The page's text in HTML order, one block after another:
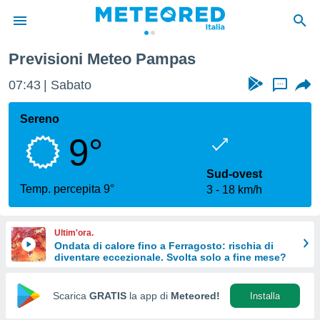
di
per
le
di
Web
Previsioni Meteo Pampas
07:43 Sabato ...
Sereno
9°
Temp. percepita 9°
Sud-ovest
3
18 km/h
Ultim'ora.
Ondata di calore fino a Ferragosto: rischia di
diventare eccezionale. Svolta solo a fine mese?
Scarica GRATIS la app di Meteored! Installa